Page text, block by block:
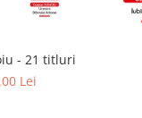
- 21 titluri
Lei